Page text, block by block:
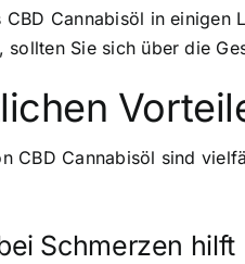
Cannabisöl in
sollten Sie sich über die
CBD Cannabisöl sind
Schmerzen hilft